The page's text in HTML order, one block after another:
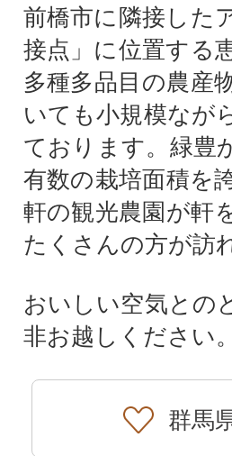
前橋市に隣接した
接点」に位置する
多種多品目の農産
いても小規模なが
ております。緑豊
有数の栽培面積を
軒の観光農園が軒
たくさんの方が訪
おいしい空気との
非お越しください。
群馬